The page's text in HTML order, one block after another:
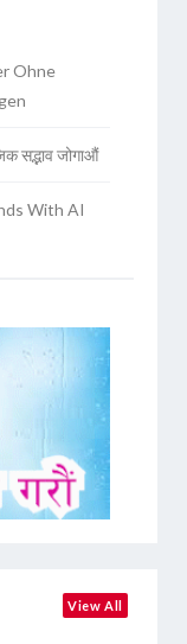
Ohne
सद्भाव जोगाऔं
With AI
View All